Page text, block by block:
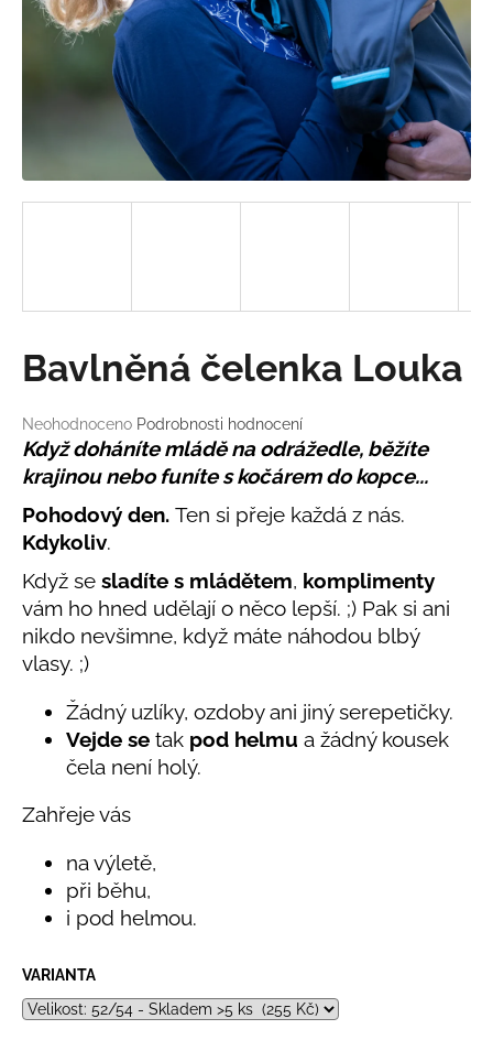
Průměrné
hodnocení
produktu
je
0,0
z
5
hvězdiček.
Neohodnoceno Podrobnosti hodnocení
Bavlněná čelenka Louka
Když doháníte mládě na odrážedle, běžíte
krajinou nebo funíte s kočárem do kopce...
Pohodový den. Ten si přeje každá z nás.
Kdykoliv.
Když se sladíte s mládětem, komplimenty
vám ho hned udělají o něco lepší. ;) Pak si ani
nikdo nevšimne, když máte náhodou blbý
vlasy. ;)
Žádný uzlíky, ozdoby ani jiný serepetičky.
Vejde se tak pod helmu a žádný kousek
čela není holý.
Zahřeje vás
na výletě,
při běhu,
i pod helmou.
VARIANTA
?
D
o
o
r
u
u
j
e
m
e
KLOBOUČEK
OUŠKY
395